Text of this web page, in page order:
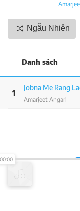
Ngẫu Nhiên
Danh sách
1
Jobna Me Rang
Amarjeet Angari
00:00